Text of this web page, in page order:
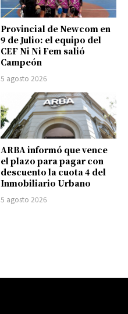
Provincial de Newcom en
9 de Julio: el equipo del
CEF Ni Ni Fem salió
Campeón
5 agosto 2026
ARBA informó que vence
el plazo para pagar con
descuento la cuota 4 del
Inmobiliario Urbano
5 agosto 2026